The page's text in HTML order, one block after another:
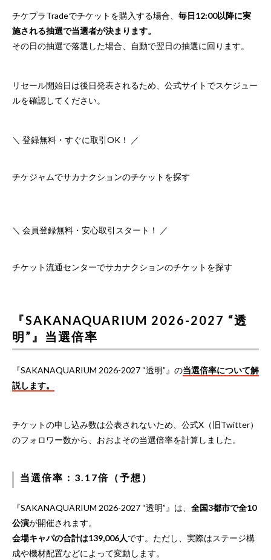
チケプラTradeでチケットを購入する場合、 毎日12:00以降に実
施される抽選で当選者が決まります。
その日の抽選で落選した場合、自動で翌日の抽選に回ります。
リセール開始日は後日発表されるため、公式サイトでスケジュー
ルを確認してください。
＼ 登録無料・すぐに取引OK！ ／
チケジャムでサカナクションのチケットを探す
＼ 会員登録無料・安心取引スタート！ ／
チケット流通センターでサカナクションのチケットを探す
『SAKANAQUARIUM 2026-2027 “透
明”』当選倍率
『SAKANAQUARIUM 2026-2027 “透明”』の当選倍率について解
説します。
チケットの申し込み数は公表されないため、公式X（旧Twitter）
のフォロワー数から、おおよその当選倍率を計算しました。
当選倍率：3.17倍（予想）
『SAKANAQUARIUM 2026-2027 “透明”』は、 全国3都市で全10
公演が開催されます。
会場キャパの合計は139,006人です。ただし、実際はステージ構
成や機材配置などによって変動します。